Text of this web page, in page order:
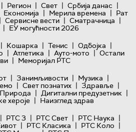
| Регион | Свет | Србија данас |
Економија | Мерила времена | Рат
| Сервисне вести | Сматрачница |
| ЕУ могућности 2026
| Кошарка | Тенис | Одбојка |
| Атлетика | Ауто-мото | Остали
| Меморијал РТС
| Занимљивости | Музика |
| Свет познатих | Здравље |
Природа | Дигитални предузетник |
хероје | Наизглед здрав
| РТС 3 | РТС Свет | РТС Наука |
| РТС Класика | РТС Коло |